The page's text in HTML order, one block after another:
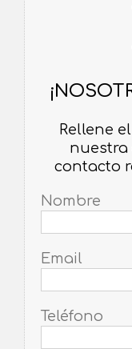
Rellene
nuestra
contacto
Nombre
Email
Teléfono